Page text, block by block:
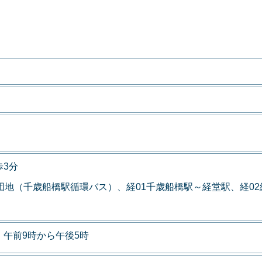
3分
（千歳船橋駅循環バス）、経01千歳船橋駅～経堂駅、経02
前9時から午後5時